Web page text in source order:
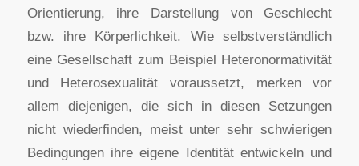
Orientierung, ihre Darstellung von Geschlecht
bzw. ihre Körperlichkeit. Wie selbstverständlich
eine Gesellschaft zum Beispiel Heteronormativität
und Heterosexualität voraussetzt, merken vor
allem diejenigen, die sich in diesen Setzungen
nicht wiederfinden, meist unter sehr schwierigen
Bedingungen ihre eigene Identität entwickeln und